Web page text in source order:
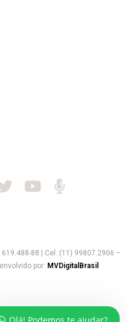
88 | Cel.:(11) 99807.2906 –
por: MVDigitalBrasil